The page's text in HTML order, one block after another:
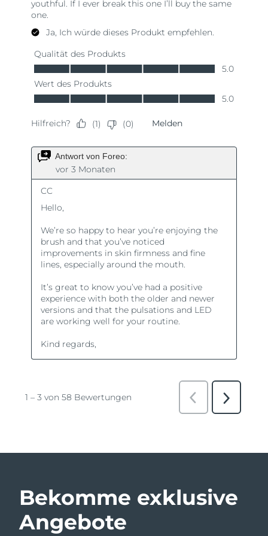
Bekomme exklusive
Angebote